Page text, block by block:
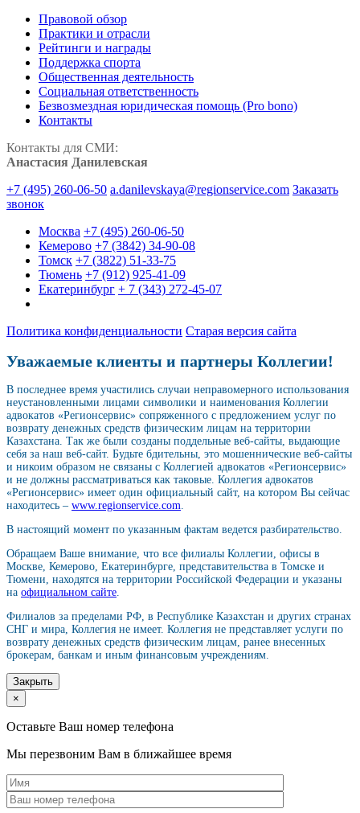
Правовой обзор
Практики и отрасли
Рейтинги и награды
Поддержка спорта
Общественная деятельность
Социальная ответственность
Безвозмездная юридическая помощь (Pro bono)
Контакты
Контакты для СМИ:
Анастасия Данилевская
+7 (495) 260-06-50 a.danilevskaya@regionservice.com Заказать
звонок
Москва +7 (495) 260-06-50
Кемерово +7 (3842) 34-90-08
Томск +7 (3822) 51-33-75
Тюмень +7 (912) 925-41-09
Екатеринбург + 7 (343) 272-45-07
Политика конфиденциальности Старая версия сайта
Уважаемые клиенты и партнеры Коллегии!
В последнее время участились случаи неправомерного использования
неустановленными лицами символики и наименования Коллегии
адвокатов «Регионсервис» сопряженного с предложением услуг по
возврату денежных средств физическим лицам на территории
Казахстана. Так же были созданы поддельные веб-сайты, выдающие
себя за наш веб-сайт. Будьте бдительны, это мошеннические веб-сайты
и никоим образом не связаны с Коллегией адвокатов «Регионсервис»
и не должны рассматриваться как таковые. Коллегия адвокатов
«Регионсервис» имеет один официальный сайт, на котором Вы сейчас
находитесь – www.regionservice.com
В настоящий момент по указанным фактам ведется разбирательство.
Обращаем Ваше внимание, что все филиалы Коллегии, офисы в
Москве, Кемерово, Екатеринбурге, представительства в Томске и
Тюмени, находятся на территории Российской Федерации и указаны
на официальном сайте
Филиалов за пределами РФ, в Республике Казахстан и других странах
СНГ и мира, Коллегия не имеет. Коллегия не представляет услуги по
возврату денежных средств физическим лицам, ранее внесенных
брокерам, банкам и иным финансовым учреждениям.
Закрыть
×
Оставьте Ваш номер телефона
Мы перезвоним Вам в ближайшее время